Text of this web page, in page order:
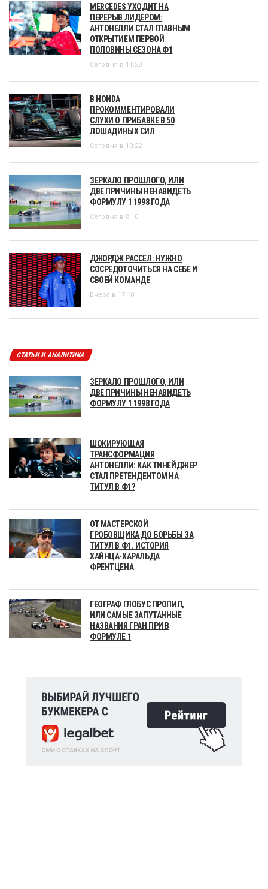
MERCEDES УХОДИТ НА
ПЕРЕРЫВ ЛИДЕРОМ:
АНТОНЕЛЛИ СТАЛ ГЛАВНЫМ
ОТКРЫТИЕМ ПЕРВОЙ
ПОЛОВИНЫ СЕЗОНА Ф1
Сегодня в 11:20
В HONDA
ПРОКОММЕНТИРОВАЛИ
СЛУХИ О ПРИБАВКЕ В 50
ЛОШАДИНЫХ СИЛ
Сегодня в 10:22
ЗЕРКАЛО ПРОШЛОГО, ИЛИ
ДВЕ ПРИЧИНЫ НЕНАВИДЕТЬ
ФОРМУЛУ 1 1998 ГОДА
Сегодня в 8:10
ДЖОРДЖ РАССЕЛ: НУЖНО
СОСРЕДОТОЧИТЬСЯ НА СЕБЕ И
СВОЕЙ КОМАНДЕ
Вчера в 17:18
СТАТЬИ И АНАЛИТИКА
ЗЕРКАЛО ПРОШЛОГО, ИЛИ
ДВЕ ПРИЧИНЫ НЕНАВИДЕТЬ
ФОРМУЛУ 1 1998 ГОДА
ШОКИРУЮЩАЯ
ТРАНСФОРМАЦИЯ
АНТОНЕЛЛИ: КАК ТИНЕЙДЖЕР
СТАЛ ПРЕТЕНДЕНТОМ НА
ТИТУЛ В Ф1?
ОТ МАСТЕРСКОЙ
ГРОБОВЩИКА ДО БОРЬБЫ ЗА
ТИТУЛ В Ф1. ИСТОРИЯ
ХАЙНЦА-ХАРАЛЬДА
ФРЕНТЦЕНА
ГЕОГРАФ ГЛОБУС ПРОПИЛ,
ИЛИ САМЫЕ ЗАПУТАННЫЕ
НАЗВАНИЯ ГРАН ПРИ В
ФОРМУЛЕ 1